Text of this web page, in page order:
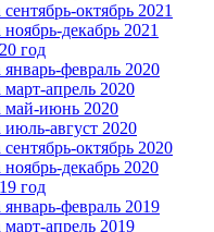
октябрь 2021
декабрь 2021
год
февраль 2020
апрель 2020
июнь 2020
август 2020
октябрь 2020
декабрь 2020
год
февраль 2019
апрель 2019